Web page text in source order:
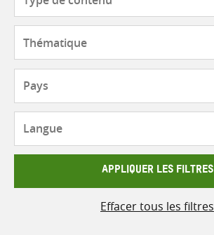
contenu
APPLIQUER LES FILTRES
Effacer tous les filtres